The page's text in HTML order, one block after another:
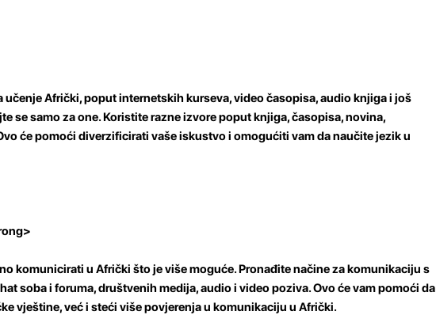
učenje Afrički, poput internetskih kurseva, video časopisa, audio knjiga i još
se samo za one. Koristite razne izvore poput knjiga, časopisa, novina,
će pomoći diverzificirati vaše iskustvo i omogućiti vam da naučite jezik u
komunicirati u Afrički što je više moguće. Pronađite načine za komunikaciju s
soba i foruma, društvenih medija, audio i video poziva. Ovo će vam pomoći da
vještine, već i steći više povjerenja u komunikaciju u Afrički.